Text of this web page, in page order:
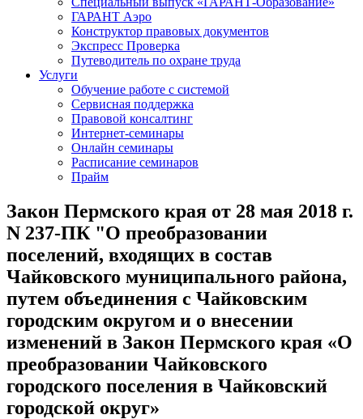
ГАРАНТ Аэро
Конструктор правовых документов
Экспресс Проверка
Путеводитель по охране труда
Услуги
Обучение работе с системой
Сервисная поддержка
Правовой консалтинг
Интернет-семинары
Онлайн семинары
Расписание семинаров
Прайм
Закон Пермского края от 28 мая 2018 г.
N 237-ПК "О преобразовании
поселений, входящих в состав
Чайковского муниципального района,
путем объединения с Чайковским
городским округом и о внесении
изменений в Закон Пермского края «О
преобразовании Чайковского
городского поселения в Чайковский
городской округ»